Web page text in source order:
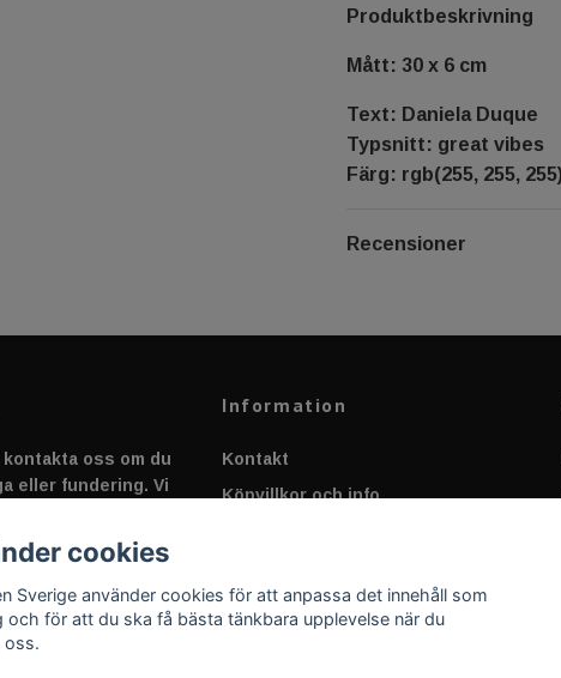
Produktbeskrivning
Mått: 30 x 6 cm
Text: Daniela Duque
Typsnitt: great vibes
Färg: rgb(255, 255,
Recensioner
oss om du
eller fundering. Vi
Information
Kontakt
Köpvillkor och info
Applicering av Dekal
cookies
Sverige använder cookies för att anpassa det innehåll som
och för att du ska få bästa tänkbara upplevelse när du
oss.